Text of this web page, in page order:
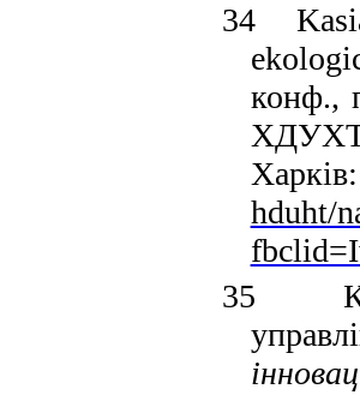
34
конф.,
ХДУХТ
hduht/
35